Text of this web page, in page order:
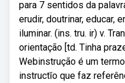
para 7 sentidos da
erudir, doutrinar, educar,
iluminar. (ins. tru. ir) v.
orientação [td. Tinha
Webinstrução é um
instructĭo que faz